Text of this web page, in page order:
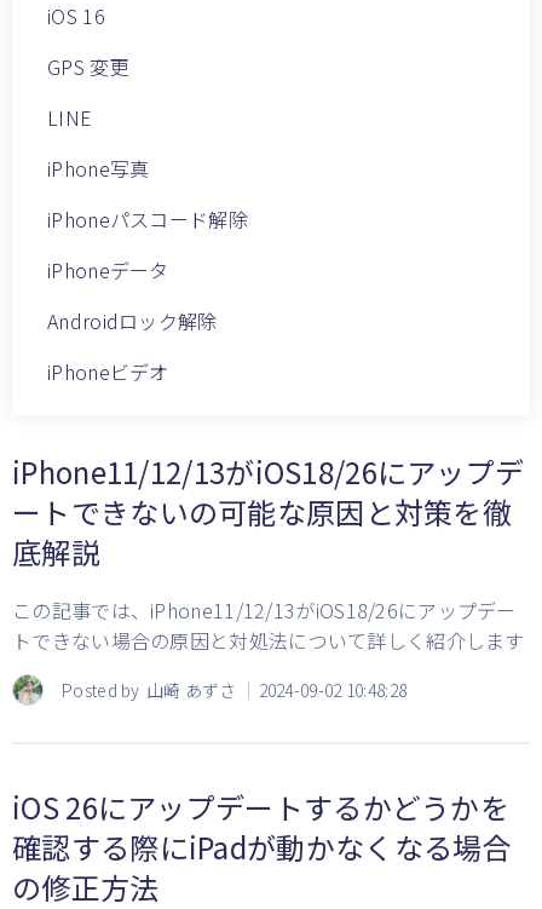
iOS 16
GPS 変更
LINE
iPhone写真
iPhoneパスコード解除
iPhoneデータ
Androidロック解除
iPhoneビデオ
iPhone11/12/13がiOS18/26にアップデ
ートできないの可能な原因と対策を徹
底解説
この記事では、iPhone11/12/13がiOS18/26にアップデー
トできない場合の原因と対処法について詳しく紹介します
Posted by 山崎 あずさ 2024-09-02 10:48:28
iOS 26にアップデートするかどうかを
確認する際にiPadが動かなくなる場合
の修正方法